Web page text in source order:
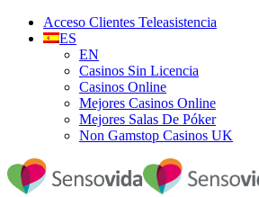
Acceso Clientes Teleasistencia
ES
EN
Casinos Sin Licencia
Casinos Online
Mejores Casinos Online
Mejores Salas De Póker
Non Gamstop Casinos UK